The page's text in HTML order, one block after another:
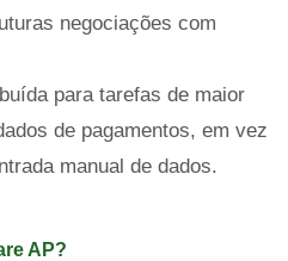
negociações com
para tarefas de maior
de pagamentos, em vez
manual de dados.
AP?